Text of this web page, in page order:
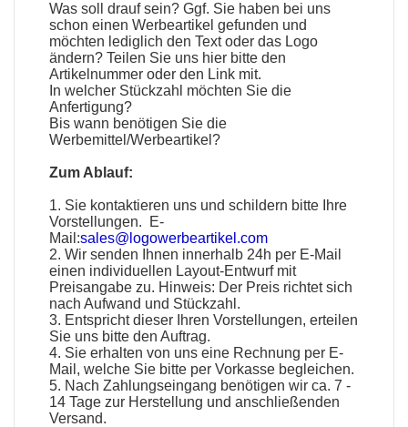
Was soll drauf sein? Ggf. Sie haben bei uns
schon einenWerbeartikel gefunden und
möchten lediglich den Text oder das Logo
ändern? Teilen Sie uns hier bitte den
Artikelnummer oder den Link mit.
In welcher Stückzahl möchten Sie die
Anfertigung?
Bis wann benötigen Sie die
Werbemittel/Werbeartikel?
Zum Ablauf:
1. Sie kontaktieren uns und schildern bitte Ihre
Vorstellungen. E-
Mail:sales@logowerbeartikel.com
2. Wir senden Ihnen innerhalb 24h per E-Mail
einen individuellen Layout-Entwurf mit
Preisangabe zu. Hinweis: Der Preis richtet sich
nach Aufwand und Stückzahl.
3. Entspricht dieser Ihren Vorstellungen, erteilen
Sie uns bitte den Auftrag.
4. Sie erhalten von uns eine Rechnung per E-
Mail, welche Sie bitte per Vorkasse begleichen.
5. Nach Zahlungseingang benötigen wir ca. 7 -
14 Tage zur Herstellung und anschließenden
Versand.